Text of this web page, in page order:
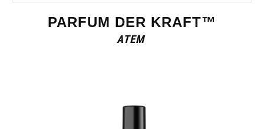
PARFUM DER KRAFT™
ATEM